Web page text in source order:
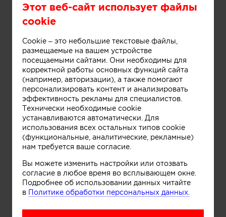
Информация
Информация
Понравилась работа? Хотите
реализовать нечто
подобное?
Этот веб-сайт использует файлы
cookie
Cookie – это небольшие текстовые файлы,
размещаемые на вашем устройстве
посещаемыми сайтами. Они необходимы для
корректной работы основных функций сайта
(например, авторизации), а также помогают
персонализировать контент и анализировать
эффективность рекламы для специалистов.
Технически необходимые cookie
устанавливаются автоматически. Для
использования всех остальных типов cookie
(функциональные, аналитические, рекламные)
нам требуется ваше согласие.
Вы можете изменить настройки или отозвать
согласие в любое время во всплывающем окне.
Подробнее об использовании данных читайте
в Политике обработки персональных данных.